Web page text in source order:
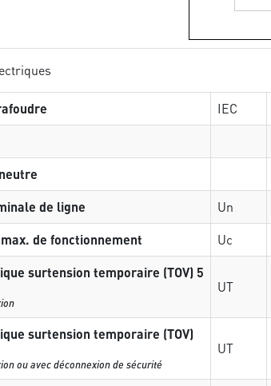
IEC
de ligne
Un
max. de fonctionnement
Uc
surtension temporaire (TOV) 5
UT
surtension temporaire (TOV)
ou avec déconnexion de sécurité
UT